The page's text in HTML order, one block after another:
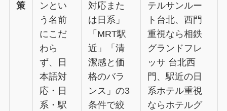
策
ンとい
う名前
にこだ
わら
ず、日
本語対
応・日
系・駅
対応また
は日系」
「MRT駅
近」「清
潔感と価
格のバラ
ンス」の3
条件で絞
テルサンルー
ト台北、西門
重視なら相鉄
グランドフレ
ッサ 台北西
門、駅近の日
系ホテル重視
ならホテルグ